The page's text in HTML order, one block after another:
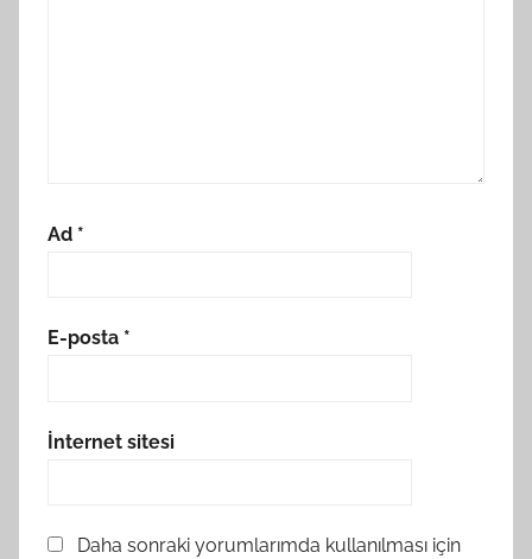
Ad *
E-posta *
İnternet sitesi
Daha sonraki yorumlarımda kullanılması için